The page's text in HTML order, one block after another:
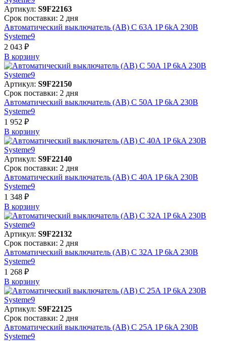
Артикул: S9F22163
Срок поставки: 2 дня
Автоматический выключатель (АВ) C 63A 1P 6kA 230В
Systeme9
2 043 ₽
В корзинy
Артикул: S9F22150
Срок поставки: 2 дня
Автоматический выключатель (АВ) C 50A 1P 6kA 230В
Systeme9
1 952 ₽
В корзинy
Артикул: S9F22140
Срок поставки: 2 дня
Автоматический выключатель (АВ) C 40A 1P 6kA 230В
Systeme9
1 348 ₽
В корзинy
Артикул: S9F22132
Срок поставки: 2 дня
Автоматический выключатель (АВ) C 32A 1P 6kA 230В
Systeme9
1 268 ₽
В корзинy
Артикул: S9F22125
Срок поставки: 2 дня
Автоматический выключатель (АВ) C 25A 1P 6kA 230В
Systeme9